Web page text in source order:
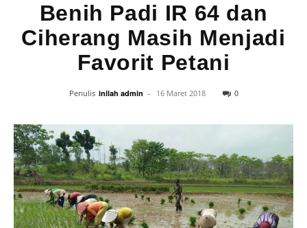
Benih Padi IR 64 dan
Ciherang Masih Menjadi
Favorit Petani
Penulis inilah admin - 16 Maret 2018 0